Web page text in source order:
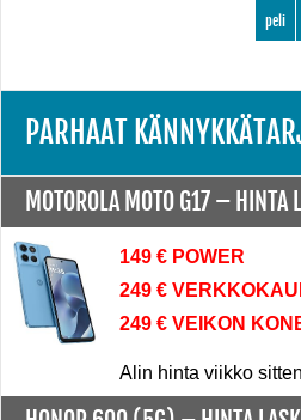
peli
PARHAAT
MOTOROLA MOTO G17 – HINTA
149 € POWER
249 €
249 € VEIKON
Alin hinta viikko